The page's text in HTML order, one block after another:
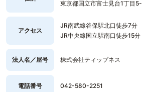
東京都国立市富士見台1丁目
アクセス
JR南武線谷保駅北口徒歩7分
JR中央線国立駅南口徒歩15分
法人名／屋号 株式会社ティップネス
電話番号 042-580-2251